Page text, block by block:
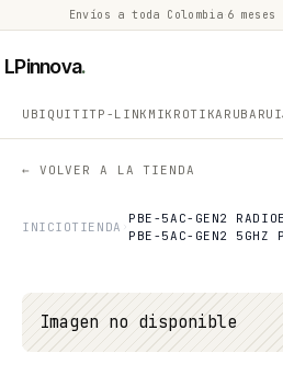
Envíos a toda Colombia 6
LPinnova.
UBIQUITITP-LINK MIKROTIKARUBA
← VOLVER A LA TIENDA
INICIOTIENDA
PBE-5AC-GEN2
PBE-5AC-GEN2 5GHZ
Imagen no disponible